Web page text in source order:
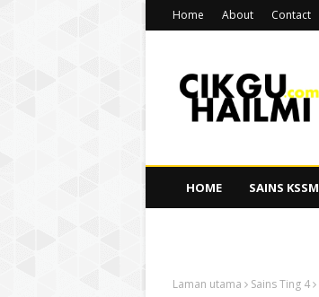
Home About Contact
HOME SAINS KSSM
Laman utama Sains Ting 4